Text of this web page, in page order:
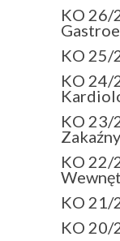
KO 26/
KO 25/
KO 24/
KO 23/
Zakaźny
KO 22/
KO 21/
KO 20/